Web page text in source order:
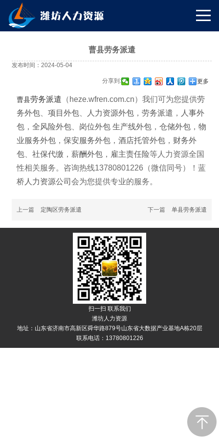
曹县劳务派遣
发布时间：2024-05-04
分享到: 更多
曹县劳务派遣 （heze.wfren.com.cn）我们可为您提供劳
务外包
项目外包 人力资源外包 ， 劳务派遣 ，
人事外
包 ， 全风险外包 岗位外包 生产线外包 ， 仓储外包 ， 物
业服务外包 ， 保安服务外包 ， 酒店托管外包 ， 财务外
包
社保代缴 ， 薪酬外包 ， 雇主责任险等人力资源全国
性相关服务。咨询热线13780801226（微信同号）！蓝
桥 人力资源公司 会为您提供专业的服务。
上一篇 定陶区劳务派遣 下一篇 单县劳务派遣
扫一扫 联系我们
潍坊人力资源
地址：山东省济南市高新区舜华路879号山东省大数据产业基地A栋20层
联系电话：13780801226